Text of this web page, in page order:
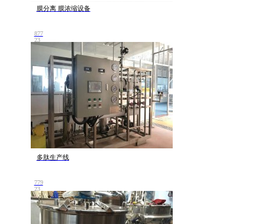
膜分离 膜浓缩设备
877
23
多肽生产线
779
23